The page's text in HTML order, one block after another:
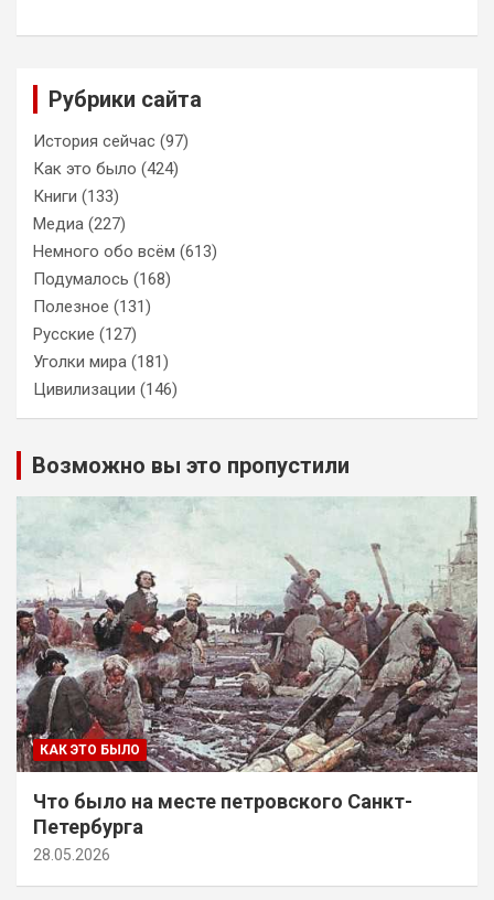
Рубрики сайта
История сейчас (97)
Как это было (424)
Книги (133)
Медиа (227)
Немного обо всём (613)
Подумалось (168)
Полезное (131)
Русские (127)
Уголки мира (181)
Цивилизации (146)
Возможно вы это пропустили
КАК ЭТО БЫЛО
Что было на месте петровского Санкт-
Петербурга
28.05.2026